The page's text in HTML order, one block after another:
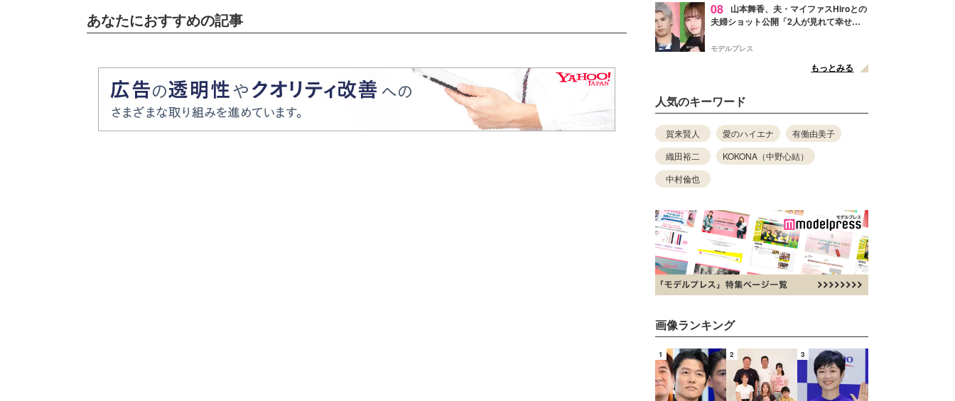
あなたにおすすめの記事
08
山本舞香、夫・マイファスHiroとの
夫婦ショット公開「2人が見れて幸せ」
モデルプレス
もっとみる
人気のキーワード
賀来賢人 愛のハイエナ
有働由美子
織田裕二
KOKONA（中野心結）
中村倫也
画像ランキング
1 2 3